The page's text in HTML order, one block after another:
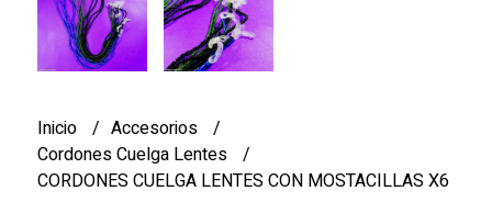
Inicio
Accesorios
Cordones Cuelga Lentes
CORDONES CUELGA LENTES CON MOSTACILLAS X6